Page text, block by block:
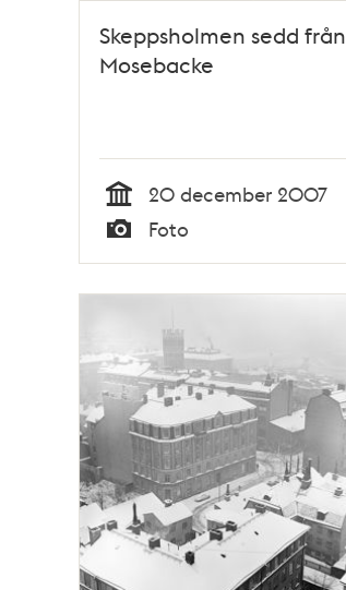
Skeppsholmen sedd från
Mosebacke
Tid
20 december 2007
Typ
Foto